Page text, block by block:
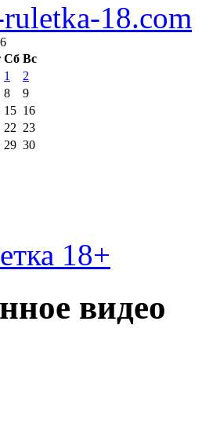
18.com
Сб Вс
1
2
8
9
15 16
22 23
29 30
18+
видео